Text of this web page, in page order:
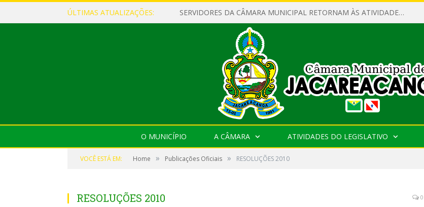
ÚLTIMAS ATUALIZAÇÕES: SERVIDORES DA CÂMARA MUNICIPAL RETORNAM ÀS ATIVIDADES APÓS O RECESSO PARLAMENTAR
O MUNICÍPIO A CÂMARA ATIVIDADES DO LEGISLATIVO
VOCÊ ESTÁ EM: Home » Publicações Oficiais » RESOLUÇÕES 2010
RESOLUÇÕES 2010 0